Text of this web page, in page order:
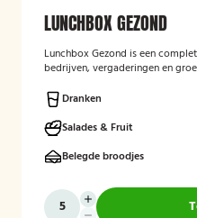
LUNCHBOX GEZOND
Lunchbox Gezond is een
bedrijven, vergaderingen en
fruit en andere gezonde
gehouden met dieetwensen en
smaakvolle, voedzame en
eenvoudig op locatie wordt
Dranken
Salades & Fruit
Belegde broodjes